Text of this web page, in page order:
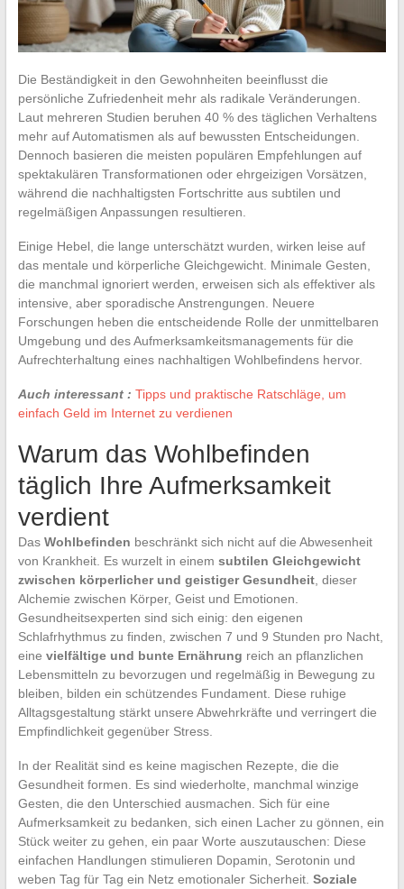
Die Beständigkeit in den Gewohnheiten beeinflusst die
persönliche Zufriedenheit mehr als radikale Veränderungen.
Laut mehreren Studien beruhen 40 % des täglichen Verhaltens
mehr auf Automatismen als auf bewussten Entscheidungen.
Dennoch basieren die meisten populären Empfehlungen auf
spektakulären Transformationen oder ehrgeizigen Vorsätzen,
während die nachhaltigsten Fortschritte aus subtilen und
regelmäßigen Anpassungen resultieren.
Einige Hebel, die lange unterschätzt wurden, wirken leise auf
das mentale und körperliche Gleichgewicht. Minimale Gesten,
die manchmal ignoriert werden, erweisen sich als effektiver als
intensive, aber sporadische Anstrengungen. Neuere
Forschungen heben die entscheidende Rolle der unmittelbaren
Umgebung und des Aufmerksamkeitsmanagements für die
Aufrechterhaltung eines nachhaltigen Wohlbefindens hervor.
Auch interessant : Tipps und praktische Ratschläge, um
einfach Geld im Internet zu verdienen
Warum das Wohlbefinden
täglich Ihre Aufmerksamkeit
verdient
Das Wohlbefinden beschränkt sich nicht auf die Abwesenheit
von Krankheit. Es wurzelt in einem subtilen Gleichgewicht
zwischen körperlicher und geistiger Gesundheit, dieser
Alchemie zwischen Körper, Geist und Emotionen.
Gesundheitsexperten sind sich einig: den eigenen
Schlafrhythmus zu finden, zwischen 7 und 9 Stunden pro Nacht,
eine vielfältige und bunte Ernährung reich an pflanzlichen
Lebensmitteln zu bevorzugen und regelmäßig in Bewegung zu
bleiben, bilden ein schützendes Fundament. Diese ruhige
Alltagsgestaltung stärkt unsere Abwehrkräfte und verringert die
Empfindlichkeit gegenüber Stress.
In der Realität sind es keine magischen Rezepte, die die
Gesundheit formen. Es sind wiederholte, manchmal winzige
Gesten, die den Unterschied ausmachen. Sich für eine
Aufmerksamkeit zu bedanken, sich einen Lacher zu gönnen, ein
Stück weiter zu gehen, ein paar Worte auszutauschen: Diese
einfachen Handlungen stimulieren Dopamin, Serotonin und
weben Tag für Tag ein Netz emotionaler Sicherheit. Soziale